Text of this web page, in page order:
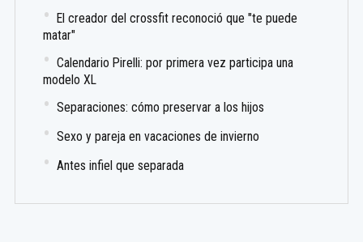
El creador del crossfit reconoció que "te puede
matar"
Calendario Pirelli: por primera vez participa una
modelo XL
Separaciones: cómo preservar a los hijos
Sexo y pareja en vacaciones de invierno
Antes infiel que separada